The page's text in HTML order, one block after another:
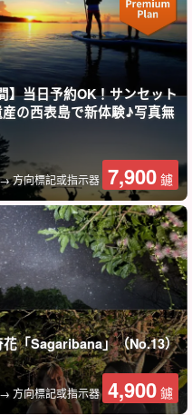
当日予約OK！サンセット
の西表島で新体験♪写真無
→ 方向標記或指示器 7,900 鑢
「Sagaribana」（No.13）
方向標記或指示器 4,900 鑢